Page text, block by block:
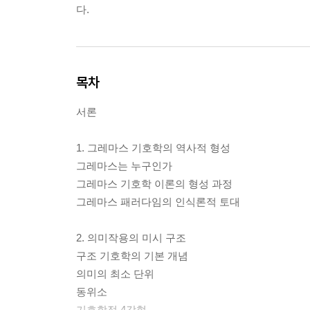
다.
목차
서론
1. 그레마스 기호학의 역사적 형성
그레마스는 누구인가
그레마스 기호학 이론의 형성 과정
그레마스 패러다임의 인식론적 토대
2. 의미작용의 미시 구조
구조 기호학의 기본 개념
의미의 최소 단위
동위소